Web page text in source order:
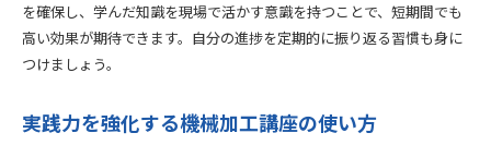
を確保し、学んだ知識を現場で活かす意識を持つことで、短期間でも
高い効果が期待できます。自分の進捗を定期的に振り返る習慣も身に
つけましょう。
実践力を強化する機械加工講座の使い方